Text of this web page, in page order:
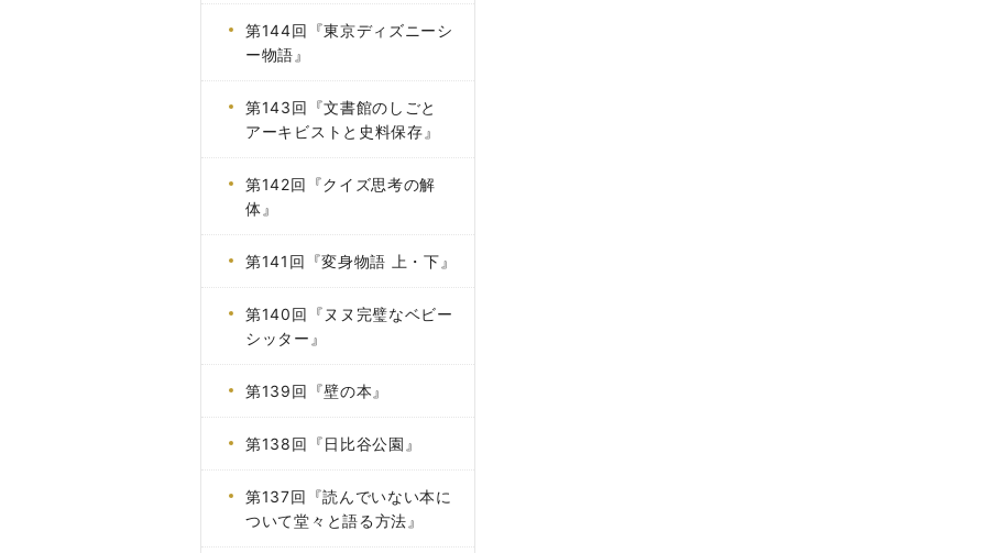
第144回『東京ディズニーシ
ー物語』
第143回『文書館のしごと
アーキビストと史料保存』
第142回『クイズ思考の解
体』
第141回『変身物語 上・下』
第140回『ヌヌ完璧なベビー
シッター』
第139回『壁の本』
第138回『日比谷公園』
第137回『読んでいない本に
ついて堂々と語る方法』